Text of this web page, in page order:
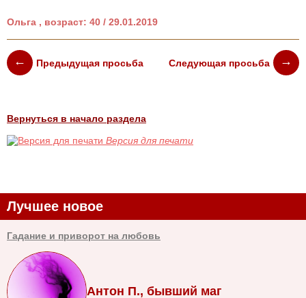
Ольга , возраст: 40 / 29.01.2019
Предыдущая просьба Следующая просьба
Вернуться в начало раздела
Версия для печати
Лучшее новое
Гадание и приворот на любовь
Антон П., бывший маг